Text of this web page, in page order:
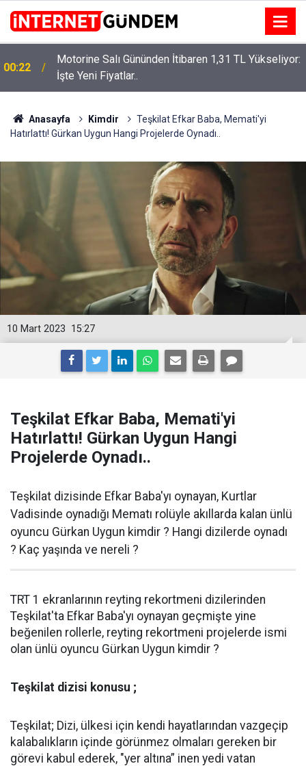
00:22
Motorine Salı Gününden İtibaren 1,31 TL Yükseliyor:
İşte Yeni Fiyatlar..
Anasayfa Kimdir
Teşkilat Efkar Baba, Memati'yi
Hatırlattı! Gürkan Uygun Hangi Projelerde Oynadı..
15:27
10 Mart 2023
Teşkilat Efkar Baba, Memati'yi
Hatırlattı! Gürkan Uygun Hangi
Projelerde Oynadı..
Teşkilat dizisinde Efkar Baba'yı oynayan, Kurtlar
Vadisinde oynadığı Mematı rolüyle akıllarda kalan ünlü
oyuncu Gürkan Uygun kimdir ? Hangi dizilerde oynadı
? Kaç yaşında ve nereli ?
TRT 1 ekranlarının reyting rekortmeni dizilerinden
Teşkilat'ta Efkar Baba'yı oynayan geçmişte yine
beğenilen rollerle, reyting rekortmeni projelerde ismi
olan ünlü oyuncu Gürkan Uygun kimdir ?
Teşkilat dizisi konusu ;
Teşkilat; Dizi, ülkesi için kendi hayatlarından vazgeçip
kalabalıkların içinde görünmez olmaları gereken bir
görevi kabul ederek, "yer altına” inen yedi vatan